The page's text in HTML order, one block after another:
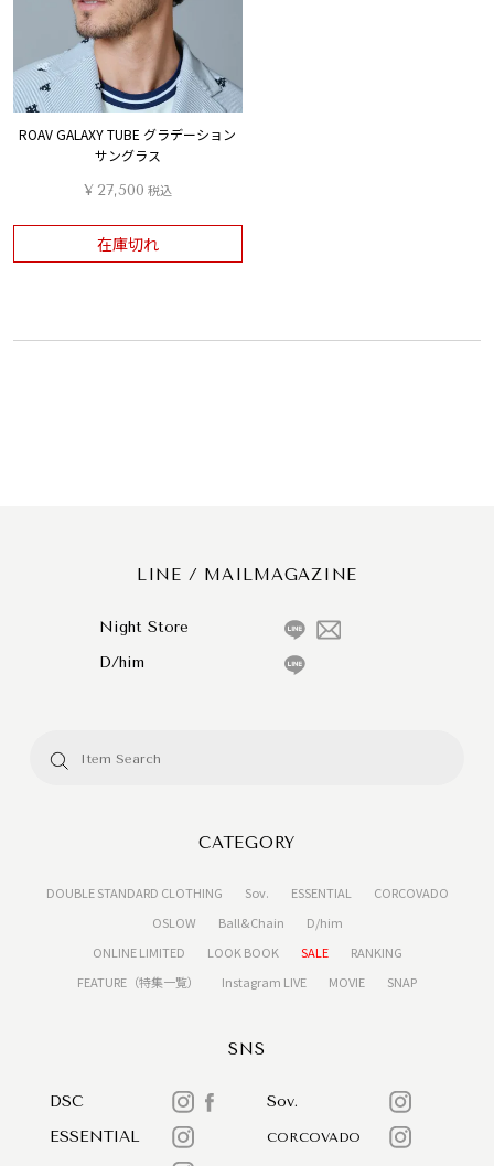
ROAV GALAXY TUBE グラデーション
サングラス
¥ 27,500 税込
在庫切れ
LINE / MAILMAGAZINE
Night Store
D/him
CATEGORY
DOUBLE STANDARD CLOTHING Sov. ESSENTIAL
CORCOVADO
OSLOW
Ball&Chain
D/him
ONLINE LIMITED
LOOK BOOK SALE
RANKING
FEATURE（特集一覧）
Instagram LIVE MOVIE SNAP
SNS
DSC
Sov.
ESSENTIAL
CORCOVADO